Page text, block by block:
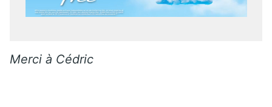
Merci à Cédric